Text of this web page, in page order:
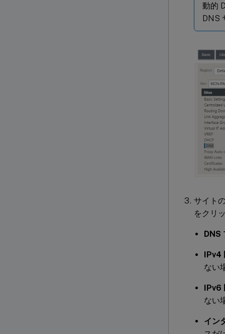
動的
DNS
サイト
をクリ
DNS
IPv4
ない
IPv6
ない
イン